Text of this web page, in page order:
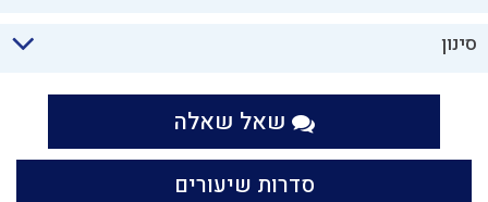
סינון
שאל שאלה
סדרות שיעורים